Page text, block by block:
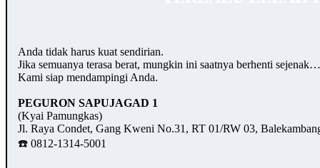
Anda tidak harus kuat sendirian.
Jika semuanya terasa berat, mungkin ini saatnya berhenti
Kami siap mendampingi Anda.
PEGURON SAPUJAGAD 1
(Kyai Pamungkas)
Jl. Raya Condet, Gang Kweni No.31, RT 01/RW 03,
☎️ 0812-1314-5001